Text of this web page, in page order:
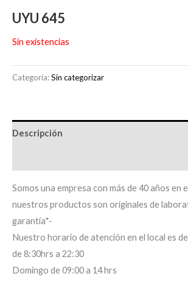
UYU 645
Sin existencias
Categoría:Sin categorizar
Descripción
Somos una empresa con más de 40 años en
nuestros productos son originales de
garantía*-
Nuestro horario de atención en el local es
de 8:30hrs a 22:30
Domingo de 09:00 a 14 hrs